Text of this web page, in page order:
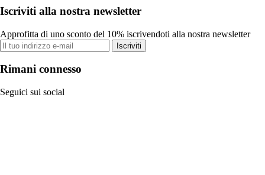
Iscriviti alla nostra newsletter
Approfitta di uno sconto del 10% iscrivendoti alla nostra newsletter
Iscriviti
Rimani connesso
Seguici sui social